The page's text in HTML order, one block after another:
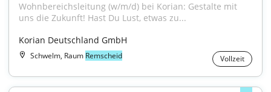
Wohnbereichsleitung (w/m/d) bei Korian: Gestalte mit
uns die Zukunft! Hast Du Lust, etwas zu...
Korian Deutschland GmbH
Schwelm, Raum Remscheid Vollzeit